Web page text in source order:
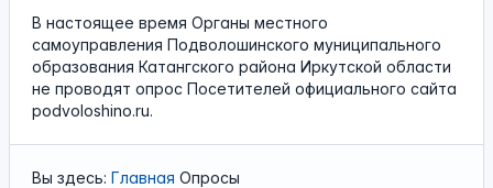
В настоящее время Органы местного
самоуправления Подволошинского муниципального
образования Катангского района Иркутской области
не проводят опрос Посетителей официального сайта
podvoloshino.ru.
Вы здесь: Главная Опросы